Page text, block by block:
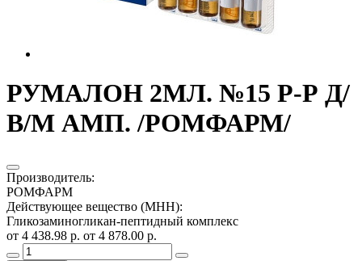
РУМАЛОН 2МЛ. №15 Р-Р Д/
В/М АМП. /РОМФАРМ/
Производитель:
РОМФАРМ
Действующее вещество (МНН):
Гликозаминогликан-пептидный комплекс
от 4 438.98 р. от 4 878.00 р.